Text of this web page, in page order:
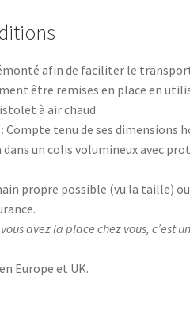
afin de faciliter le
être remises en place en
à air chaud.
Compte tenu de ses dimensions
dans un colis volumineux avec
propre possible (vu la taille)
avez la place chez vous, c’est
Europe et UK.